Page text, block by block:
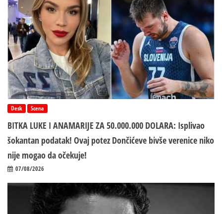
Desk Scena
BITKA LUKE I ANAMARIJE ZA 50.000.000 DOLARA: Isplivao
šokantan podatak! Ovaj potez Dončićeve bivše verenice niko
nije mogao da očekuje!
07/08/2026